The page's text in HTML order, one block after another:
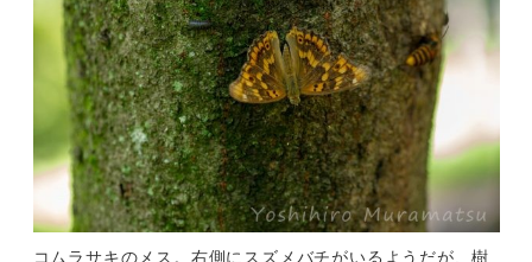
コムラサキのメス。右側にスズメバチがいるようだが、樹